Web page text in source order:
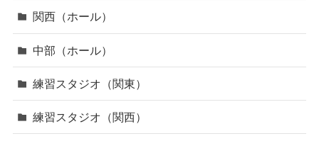
関西（ホール）
中部（ホール）
練習スタジオ（関東）
練習スタジオ（関西）